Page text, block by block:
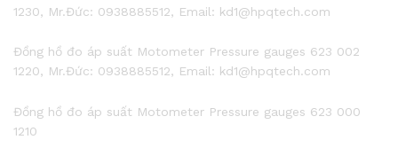
1230, Mr.Đức: 0938885512, Email: kd1@hpqtech.com
Đồng hồ đo áp suất Motometer Pressure gauges 623 002
1220, Mr.Đức: 0938885512, Email: kd1@hpqtech.com
Đồng hồ đo áp suất Motometer Pressure gauges 623 000
1210